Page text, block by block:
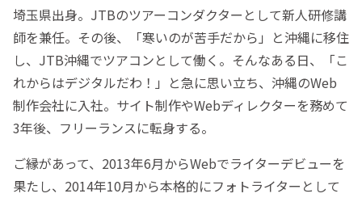
埼玉県出身。JTBのツアーコンダクターとして新人研修講
師を兼任。その後、「寒いのが苦手だから」と沖縄に移住
し、JTB沖縄でツアコンとして働く。そんなある日、「こ
れからはデジタルだわ！」と急に思い立ち、沖縄のWeb
制作会社に入社。サイト制作やWebディレクターを務めて
3年後、フリーランスに転身する。
ご縁があって、2013年6月からWebでライターデビューを
果たし、2014年10月から本格的にフォトライターとして